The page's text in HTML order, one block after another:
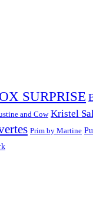
SURPRISE
and Cow Kristel
Prim by Martine